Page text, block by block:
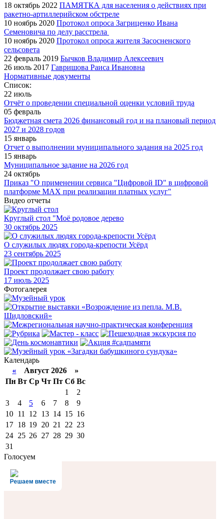
18 октябрь 2022 ПАМЯТКА для населения о действиях при
ракетно-артиллерийском обстреле
10 ноябрь 2020 Протокол опроса Загриценко Ивана
Семеновича по делу расстрела
10 ноябрь 2020 Протокол опроса жителя Засосненского
сельсовета
22 февраль 2019 Бычков Владимир Алексеевич
26 июль 2017 Гавришова Раиса Ивановна
Нормативные документы
Список:
22 июль
Отчёт о проведении специальной оценки условий труда
05 февраль
Бюджетная смета 2026 финансовый год и на плановый период
2027 и 2028 годов
15 январь
Отчет о выполнении муниципального задания на 2025 год
15 январь
Муниципальное задание на 2026 год
24 октябрь
Приказ "О применении сервиса "Цифровой ID" в цифровой
платформе МАХ при реализации платных услуг"
Видео отчеты
Круглый стол "Моё родовое дерево
30 октябрь 2025
О служилых людях города-крепости Усёрд
23 сентябрь 2025
Проект продолжает свою работу
17 июль 2025
Фотогалерея
Календарь
« Август 2026 »
Пн Вт Ср Чт Пт Сб Вс
1
2
3
4 5 6 7 8
9
10 11 12 13 14 15 16
17 18 19 20 21 22 23
24 25 26 27 28 29 30
31
Голосуем
Решаем вместе